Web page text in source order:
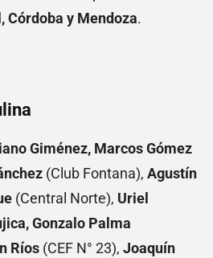
Córdoba y Mendoza.
Giménez, Marcos Gómez
(Club Fontana), Agustín
(Central Norte), Uriel
Gonzalo Palma
Ríos (CEF N° 23), Joaquín